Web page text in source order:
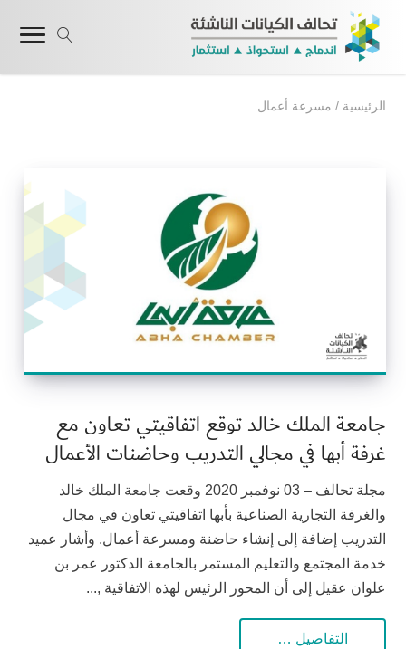
الرئيسية / مسرعة أعمال
جامعة الملك خالد توقع اتفاقيتي تعاون مع
غرفة أبها في مجالي التدريب وحاضنات الأعمال
مجلة تحالف – 03 نوفمبر 2020 وقعت جامعة الملك خالد
والغرفة التجارية الصناعية بأبها اتفاقيتي تعاون في مجال
التدريب إضافة إلى إنشاء حاضنة ومسرعة أعمال. وأشار عميد
خدمة المجتمع والتعليم المستمر بالجامعة الدكتور عمر بن
علوان عقيل إلى أن المحور الرئيس لهذه الاتفاقية ,...
التفاصيل …